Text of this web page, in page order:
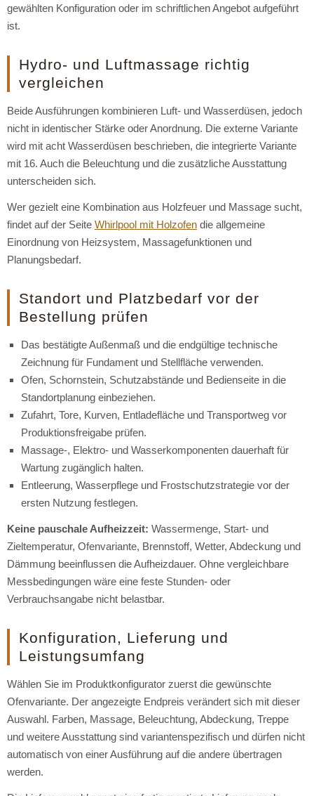
gewählten Konfiguration oder im schriftlichen Angebot aufgeführt
ist.
Hydro- und Luftmassage richtig
vergleichen
Beide Ausführungen kombinieren Luft- und Wasserdüsen, jedoch
nicht in identischer Stärke oder Anordnung. Die externe Variante
wird mit acht Wasserdüsen beschrieben, die integrierte Variante
mit 16. Auch die Beleuchtung und die zusätzliche Ausstattung
unterscheiden sich.
Wer gezielt eine Kombination aus Holzfeuer und Massage sucht,
findet auf der Seite Whirlpool mit Holzofen die allgemeine
Einordnung von Heizsystem, Massagefunktionen und
Planungsbedarf.
Standort und Platzbedarf vor der
Bestellung prüfen
Das bestätigte Außenmaß und die endgültige technische
Zeichnung für Fundament und Stellfläche verwenden.
Ofen, Schornstein, Schutzabstände und Bedienseite in die
Standortplanung einbeziehen.
Zufahrt, Tore, Kurven, Entladefläche und Transportweg vor
Produktionsfreigabe prüfen.
Massage-, Elektro- und Wasserkomponenten dauerhaft für
Wartung zugänglich halten.
Entleerung, Wasserpflege und Frostschutzstrategie vor der
ersten Nutzung festlegen.
Keine pauschale Aufheizzeit: Wassermenge, Start- und
Zieltemperatur, Ofenvariante, Brennstoff, Wetter, Abdeckung und
Dämmung beeinflussen die Aufheizdauer. Ohne vergleichbare
Messbedingungen wäre eine feste Stunden- oder
Verbrauchsangabe nicht belastbar.
Konfiguration, Lieferung und
Leistungsumfang
Wählen Sie im Produktkonfigurator zuerst die gewünschte
Ofenvariante. Der angezeigte Endpreis verändert sich mit dieser
Auswahl. Farben, Massage, Beleuchtung, Abdeckung, Treppe
und weitere Ausstattung sind variantenspezifisch und dürfen nicht
automatisch von einer Ausführung auf die andere übertragen
werden.